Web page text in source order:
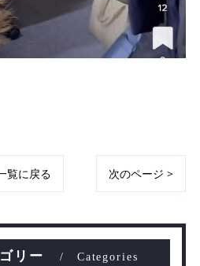
覧に戻る 次のページ >
リー Categories